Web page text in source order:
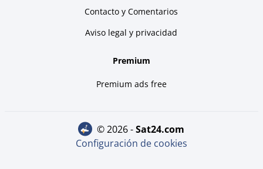
Contacto y Comentarios
Aviso legal y privacidad
Premium
Premium ads free
© 2026 - sat24.com
Configuración de cookies